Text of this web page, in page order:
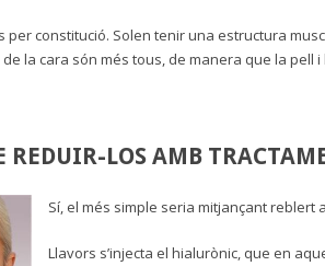
per constitució. Solen tenir una estructura
de la cara són més tous, de manera que la
REDUIR-LOS AMB
Sí, el més simple seria mitjançant reblert
Llavors s’injecta el hialurònic, que en